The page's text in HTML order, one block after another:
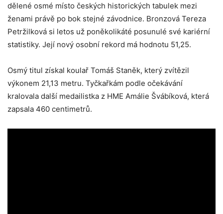
dělené osmé místo českých historických tabulek mezi
ženami právě po bok stejné závodnice. Bronzová Tereza
Petržilková si letos už poněkolikáté posunulé své kariérní
statistiky. Její nový osobní rekord má hodnotu 51,25.
Osmý titul získal koulař Tomáš Staněk, který zvítězil
výkonem 21,13 metru. Tyčkařkám podle očekávání
kralovala další medailistka z HME Amálie Švábíková, která
zapsala 460 centimetrů.